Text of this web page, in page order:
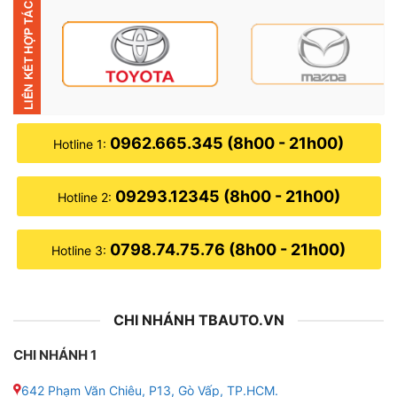
✦ Có khả năng thực hiện thao tác lệnh lùi và xi nhan tự
động. Khi xe cài số lùi thì hệ thống Camera 360 sẽ tự
động hiển thị hình ảnh lên màn hình và vạch rõ ra lộ
trình tiếp theo mà xe lùi lại vị trí đó.
Hotline 1: 0962.665.345 (8h00 - 21h00)
Hotline 2: 09293.12345 (8h00 - 21h00)
Hotline 3: 0798.74.75.76 (8h00 - 21h00)
CHI NHÁNH TBAUTO.VN
CHI NHÁNH 1
642 Phạm Văn Chiêu, P13, Gò Vấp, TP.HCM.